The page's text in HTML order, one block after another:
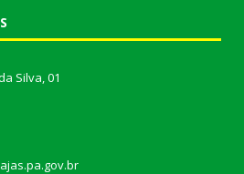
Silva, 01